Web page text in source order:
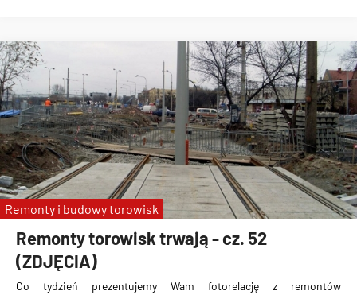
Remonty torowisk trwają - cz. 52
(ZDJĘCIA)
Co tydzień prezentujemy Wam fotorelację z remontów
Remonty i budowy torowisk